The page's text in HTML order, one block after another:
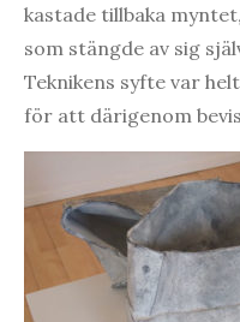
kastade tillbaka
som stängde av sig
Teknikens syfte var
för att därigenom